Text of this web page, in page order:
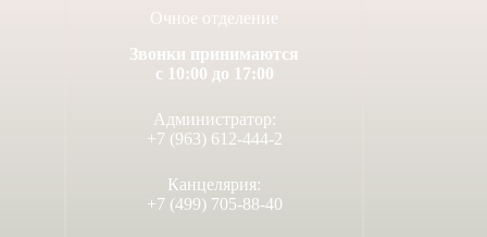
Очное отделение
Звонки принимаются
с 10:00 до 17:00
Администратор:
+7 (963) 612-444-2
Канцелярия:
+7 (499) 705-88-40